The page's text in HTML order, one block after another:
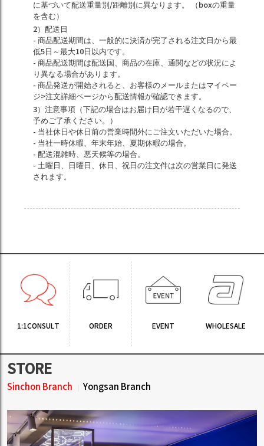
に基づいて配送重量別/距離別に異なります。 （boxの重量
を含む）
2）配送日
- 商品配送期間は、一般的に決済が完了される注文日から最
低5日～最大10日以内です。
- 商品配送期間は配送国、商品の在庫、通関などの状況によ
り異なる場合があります。
- 商品発送が開始されると、お客様のメールまたはマイペー
ジ>注文詳細ページから配送情報が確認できます。
3）注意事項（下記の場合はお届け日が若干遅くなるので、
予めご了承ください。）
- 当社休日や休日前の営業時間外にご注文いただいた場合。
- 当社一時休暇、年末年始、夏期休暇の場合。
- 配送混雑時、悪天候等の場合。
- 土曜日、日曜日、休日、祝日の注文件は次の営業日に発送
されます。
1:1CONSULT ORDER EVENT WHOLESALE
STORE
Sinchon Branch Yongsan Branch